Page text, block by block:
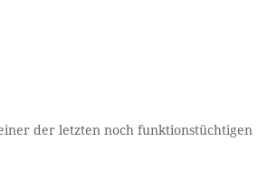
der letzten noch funktionstüchtigen